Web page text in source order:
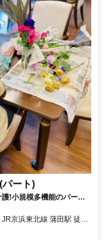
パート)
!小規模多機能のパート
京浜東北線 蒲田駅 徒歩